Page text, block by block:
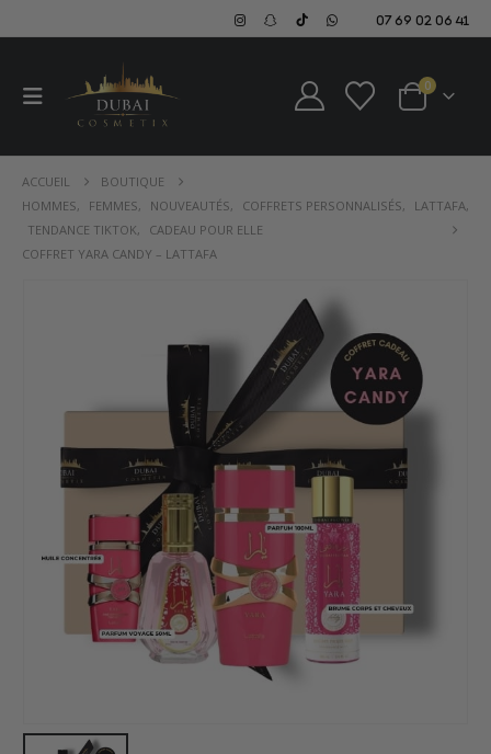
07 69 02 06 41
0
ACCUEIL
BOUTIQUE
HOMMES, FEMMES, NOUVEAUTÉS, COFFRETS PERSONNALISÉS, LATTAFA,
TENDANCE TIKTOK,
CADEAU POUR ELLE
COFFRET YARA CANDY – LATTAFA